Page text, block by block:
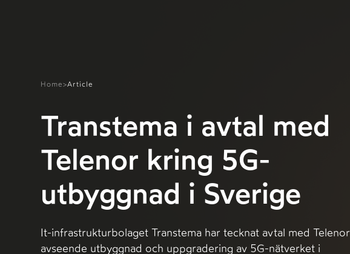
Home>Article
Transtema i avtal med
Telenor kring 5G-
utbyggnad i Sverige
It-infrastrukturbolaget Transtema har tecknat avtal med Telenor
avseende utbyggnad och uppgradering av 5G-nätverket i